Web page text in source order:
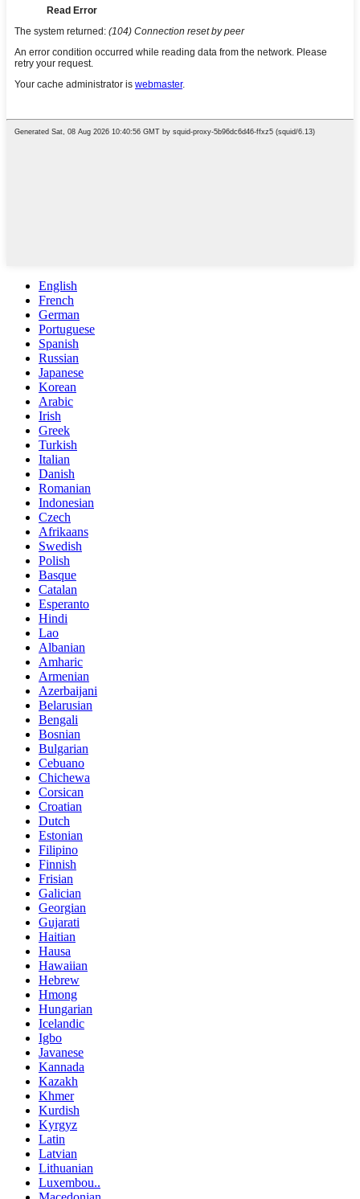
English
French
German
Portuguese
Spanish
Russian
Japanese
Korean
Arabic
Irish
Greek
Turkish
Italian
Danish
Romanian
Indonesian
Czech
Afrikaans
Swedish
Polish
Basque
Catalan
Esperanto
Hindi
Lao
Albanian
Amharic
Armenian
Azerbaijani
Belarusian
Bengali
Bosnian
Bulgarian
Cebuano
Chichewa
Corsican
Croatian
Dutch
Estonian
Filipino
Finnish
Frisian
Galician
Georgian
Gujarati
Haitian
Hausa
Hawaiian
Hebrew
Hmong
Hungarian
Icelandic
Igbo
Javanese
Kannada
Kazakh
Khmer
Kurdish
Kyrgyz
Latin
Latvian
Lithuanian
Luxembou..